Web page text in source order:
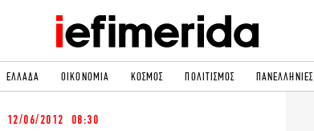
ΕΛΛΑΔΑ ΟΙΚΟΝΟΜΙΑ ΚΟΣΜΟΣ ΠΟΛΙΤΙΣΜΟΣ ΠΑΝΕΛΛΗΝΙΕΣ
12/06/2012 08:30